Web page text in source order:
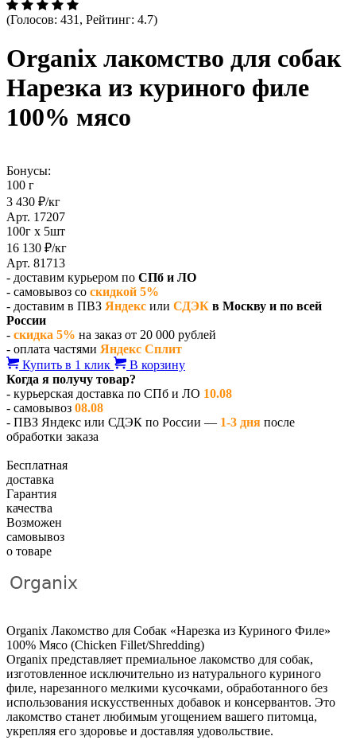
(Голосов: 431, Рейтинг: 4.7)
Organix лакомство для собак
Нарезка из куриного филе
100% мясо
Бонусы:
100 г
3 430 ₽/кг
Арт. 17207
100г х 5шт
16 130 ₽/кг
Арт. 81713
- доставим курьером по СПб и ЛО
- самовывоз со скидкой 5%
- доставим в ПВЗ Яндекс или СДЭК в Москву и по всей
России
- скидка 5% на заказ от 20 000 рублей
- оплата частями Яндекс Сплит
Купить в 1 клик
В корзину
Когда я получу товар?
- курьерская доставка по СПб и ЛО 10.08
- самовывоз 08.08
- ПВЗ Яндекс или СДЭК по России — 1-3 дня после
обработки заказа
Бесплатная
доставка
Гарантия
качества
Возможен
самовывоз
о товаре
Organix
Organix Лакомство для Собак «Нарезка из Куриного Филе»
100% Мясо (Chicken Fillet/Shredding)
Organix представляет премиальное лакомство для собак,
изготовленное исключительно из натурального куриного
филе, нарезанного мелкими кусочками, обработанного без
использования искусственных добавок и консервантов. Это
лакомство станет любимым угощением вашего питомца,
укрепляя его здоровье и доставляя удовольствие.